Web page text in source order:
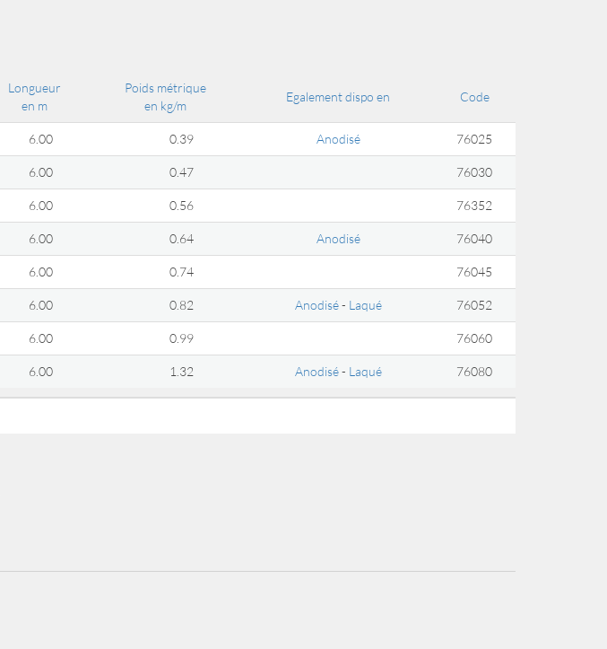
Longueur
en m
Poids métrique
en kg/m
Egalement dispo en Code
6.00 0.39 Anodisé 76025
6.00 0.47 76030
6.00 0.56 76352
6.00 0.64 Anodisé 76040
6.00 0.74 76045
6.00 0.82 Anodisé- Laqué 76052
6.00 0.99 76060
6.00 1.32 Anodisé- Laqué 76080